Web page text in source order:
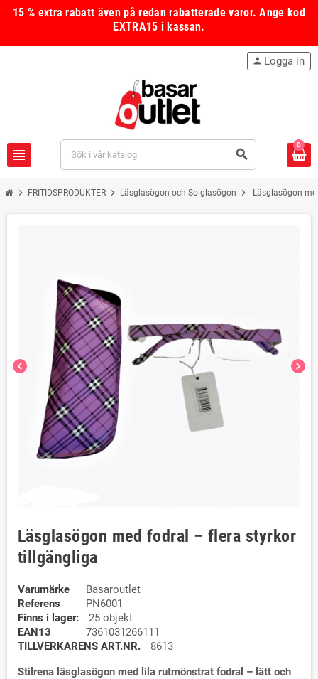
15 % extra rabatt även på redan rabatterade varor.Ange kod
EXTRA15 i kassan.
view_headline search
person Logga in
0
chevron_right FRITIDSPRODUKTER chevron_right Läsglasögon och Solglasögon chevron_right Läsglasögon
chevron_left chevron_right
Läsglasögon med fodral – flera styrkor
tillgängliga
Varumärke
Basaroutlet
Referens
PN6001
Finns i lager:
25 objekt
EAN13
7361031266111
TILLVERKARENS ART.NR.
8613
Stilrena läsglasögon med lila rutmönstrat fodral – lätt och